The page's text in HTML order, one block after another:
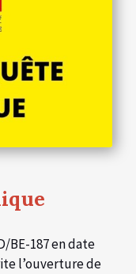
BE-187 en date
l’ouverture de